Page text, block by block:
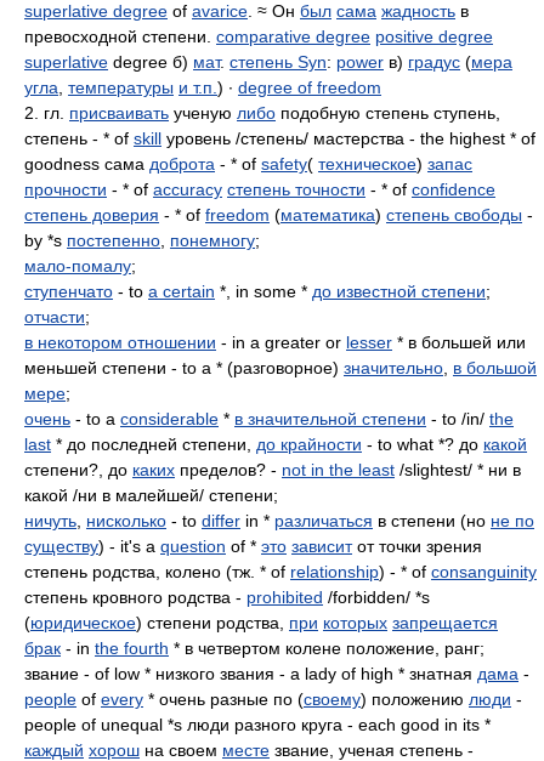
superlative degree of avarice . ≈ Он был сама жадность в
превосходной степени. comparative degree positive degree
superlative degree б) мат. степень Syn: power в) градус (мера
угла температуры и т.п. ) ∙ degree of freedom
2. гл. присваивать ученую либо подобную степень ступень,
степень - * of skill уровень /степень/ мастерства - the highest * of
goodness сама доброта - * of safety( техническое) запас
прочности - * of accuracy степень точности - * of confidence
степень доверия - * of freedom (математика) степень свободы -
by *s постепенно понемногу;
мало-помалу;
ступенчато - to a certain *, in some * до известной степени;
отчасти;
в некотором отношении - in a greater or lesser * в большей или
меньшей степени - to a * (разговорное) значительно в большой
мере;
очень - to a considerable * в значительной степени - to /in/ the
last * до последней степени, до крайности - to what *? до какой
степени?, до каких пределов? - not in the least /slightest/ * ни в
какой /ни в малейшей/ степени;
ничуть нисколько - to differ in * различаться в степени (но не по
существу) - it's a question of * это зависитот точки зрения
степень родства, колено (тж. * of relationship) - * of consanguinity
степень кровного родства - prohibited /forbidden/ *s
(юридическое) степени родства, при которых запрещается
брак - in the fourth * в четвертом колене положение, ранг;
звание - of low * низкого звания - a lady of high * знатная дама -
people of every * очень разные по (своему) положению люди -
people of unequal *s люди разного круга - each good in its *
каждый хорош на своем месте звание, ученая степень -